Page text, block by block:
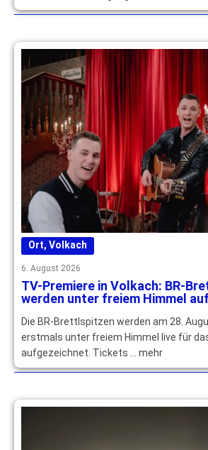
mehr
Ort, Volkach
6. August 2026
TV-Premiere in Volkach: BR-
werden unter freiem Himmel
Die BR-Brettlspitzen werden am 28.
erstmals unter freiem Himmel live für
aufgezeichnet. Tickets … mehr